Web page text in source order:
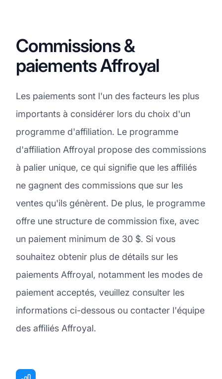
Commissions &
paiements Affroyal
Les paiements sont l'un des facteurs les plus
importants à considérer lors du choix d'un
programme d'affiliation. Le programme
d'affiliation Affroyal propose des commissions
à palier unique, ce qui signifie que les affiliés
ne gagnent des commissions que sur les
ventes qu'ils génèrent. De plus, le programme
offre une structure de commission fixe, avec
un paiement minimum de 30 $. Si vous
souhaitez obtenir plus de détails sur les
paiements Affroyal, notamment les modes de
paiement acceptés, veuillez consulter les
informations ci-dessous ou contacter l'équipe
des affiliés Affroyal.